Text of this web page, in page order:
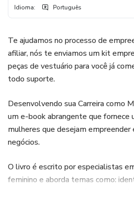
Idioma: Português
Te ajudamos no processo de
afiliar, nós te enviamos um kit
peças de vestuário para você já
todo suporte.
Desenvolvendo sua Carreira como
um e-book abrangente que fornece
mulheres que desejam empreender
negócios.
O livro é escrito por especialistas
feminino e aborda temas como: